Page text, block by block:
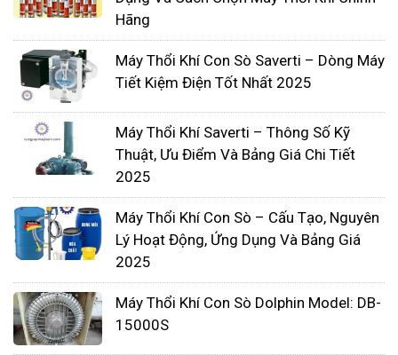
Lắp đặt máy thổi khí Anlet
Chọn vị trí lắp đặt: Chọn vị trí lắp đặt sao cho
máy thổi khí Anlet có thể hoạt động một cách
hiệu quả nhất.
Kết nối đường ống: Đảm bảo đường ống
thông gió được kết nối chặt chẽ và không bị
rò rỉ khí.
Kiểm tra an toàn: Trước khi vận hành, kiểm tra
kỹ lưỡng các bộ phận để đảm bảo an toàn
cho người sử dụng.
Vận hành máy thổi khí Anlet
Điều chỉnh áp suất: Theo dõi và điều chỉnh áp
suất hoạt động của máy thổi khí Anlet theo
Hãng
Máy Thổi Khí Con Sò Saverti – Dòng Máy
Tiết Kiệm Điện Tốt Nhất 2025
Máy Thổi Khí Saverti – Thông Số Kỹ
Thuật, Ưu Điểm Và Bảng Giá Chi Tiết
2025
Máy Thổi Khí Con Sò – Cấu Tạo, Nguyên
Lý Hoạt Động, Ứng Dụng Và Bảng Giá
2025
Máy Thổi Khí Con Sò Dolphin Model: DB-
15000S